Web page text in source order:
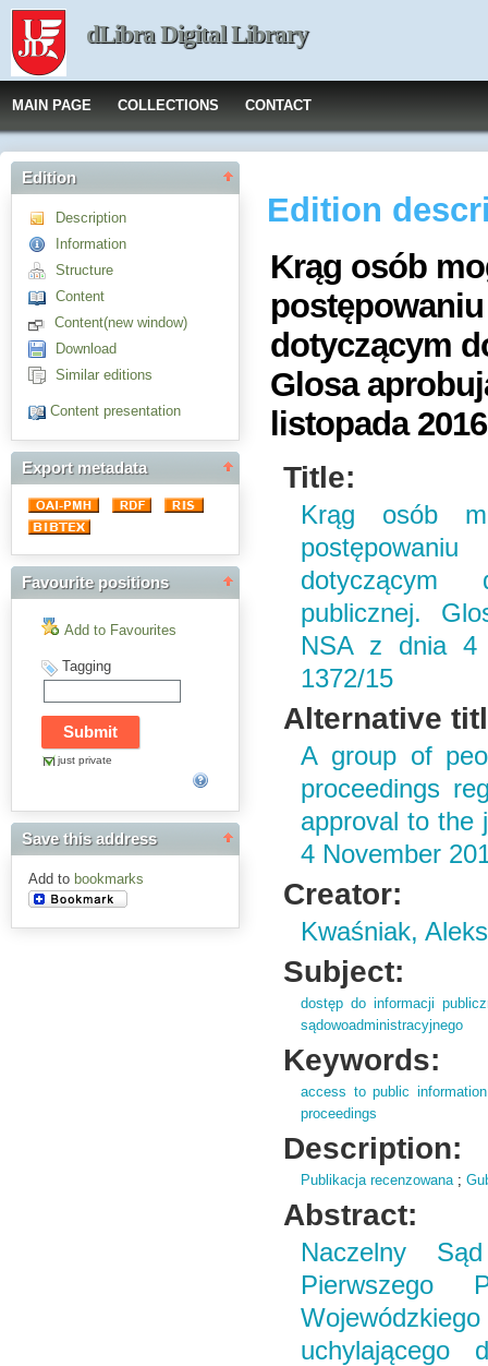
dLibra Digital Library
MAIN PAGE COLLECTIONS CONTACT
Edition
Description
Information
Structure
Content
Content(new window)
Download
Similar editions
Content presentation
Export metadata
Favourite positions
Add to Favourites
Tagging
just private
Save this address
Add to bookmarks
Edition
Krąg osób
dotyczącym
Glosa
listopada
Title:
Krąg osób
postępowaniu
dotyczącym
publicznej.
NSA z dnia 4
1372/15
Alternative
A group of
proceedings
approval to the
4 November
Creator:
Kwaśniak,
Subject:
dostęp do informacji
sądowoadministracyjnego
Keywords:
access to public information
proceedings
Description:
Publikacja recenzowana;
Abstract:
Naczelny
Pierwszego
uchylającego